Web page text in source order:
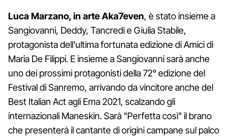
Luca Marzano, in arte Aka7even, è stato insieme a
Sangiovanni, Deddy, Tancredi e Giulia Stabile,
protagonista dell'ultima fortunata edizione di Amici di
Maria De Filippi. E insieme a Sangiovanni sarà anche
uno dei prossimi protagonisti della 72° edizione del
Festival di Sanremo, arrivando da vincitore anche del
Best Italian Act agli Ema 2021, scalzando gli
internazionali Maneskin. Sarà "Perfetta così" il brano
che presenterà il cantante di origini campane sul palco